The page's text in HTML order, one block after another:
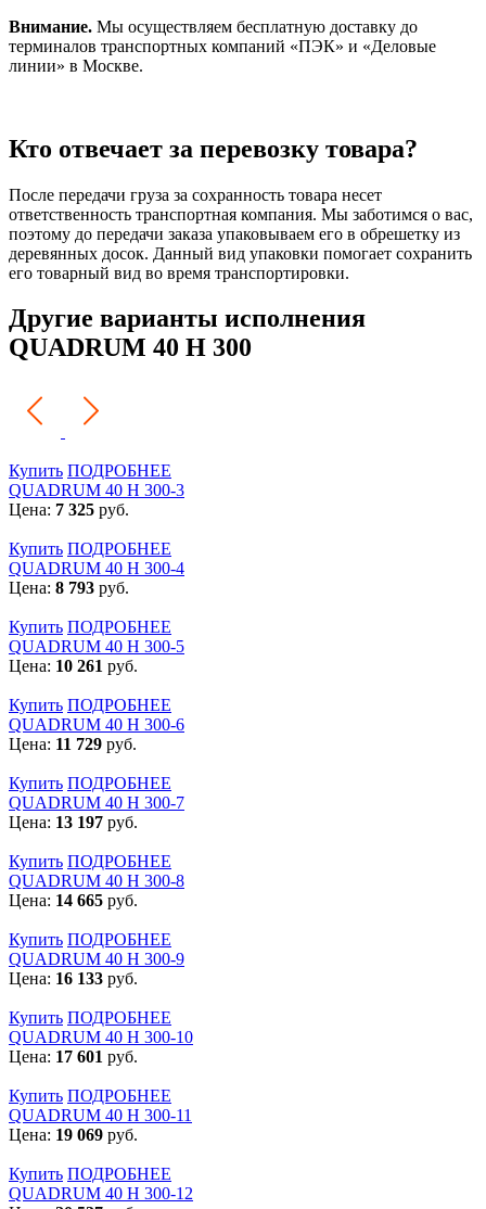
Внимание. Мы осуществляем бесплатную доставку до
терминалов транспортных компаний «ПЭК» и «Деловые
линии» в Москве.
Кто отвечает за перевозку товара?
После передачи груза за сохранность товара несет
ответственность транспортная компания. Мы заботимся о вас,
поэтому до передачи заказа упаковываем его в обрешетку из
деревянных досок. Данный вид упаковки помогает сохранить
его товарный вид во время транспортировки.
Другие варианты исполнения
QUADRUM 40 H 300
Купить ПОДРОБНЕЕ
QUADRUM 40 H 300-3
Цена: 7 325 руб.
Купить ПОДРОБНЕЕ
QUADRUM 40 H 300-4
Цена: 8 793 руб.
Купить ПОДРОБНЕЕ
QUADRUM 40 H 300-5
Цена: 10 261 руб.
Купить ПОДРОБНЕЕ
QUADRUM 40 H 300-6
Цена: 11 729 руб.
Купить ПОДРОБНЕЕ
QUADRUM 40 H 300-7
Цена: 13 197 руб.
Купить ПОДРОБНЕЕ
QUADRUM 40 H 300-8
Цена: 14 665 руб.
Купить ПОДРОБНЕЕ
QUADRUM 40 H 300-9
Цена: 16 133 руб.
Купить ПОДРОБНЕЕ
QUADRUM 40 H 300-10
Цена: 17 601 руб.
Купить ПОДРОБНЕЕ
QUADRUM 40 H 300-11
Цена: 19 069 руб.
Купить ПОДРОБНЕЕ
QUADRUM 40 H 300-12